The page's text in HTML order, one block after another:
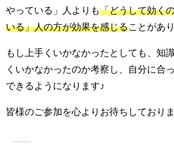
やっている」人よりも「どうして効く
いる」人の方が効果を感じることがあ
もし上手くいかなかったとしても、知
くいかなかったのか考察し、自分に合
できるようになります♪
皆様のご参加を心よりお待ちしており